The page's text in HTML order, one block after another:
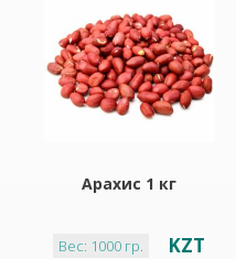
Арахис 1 кг
Вес: 1000 гр. KZT